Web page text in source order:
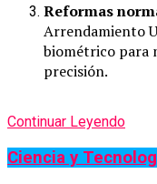
Reformas
Arrendamiento
biométrico para
precisión.
Continuar Leyendo
Ciencia y